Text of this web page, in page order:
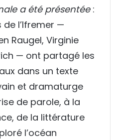
a été présentée:
l’Ifremer —
Raugel, Virginie
— ont partagé les
dans un texte
et dramaturge
de parole, à la
de la littérature
l’océan